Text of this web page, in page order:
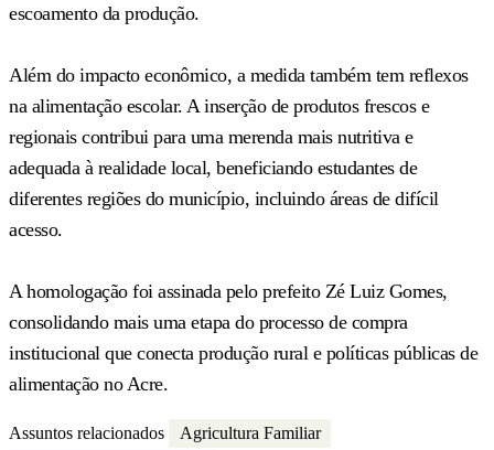
escoamento da produção.
Além do impacto econômico, a medida também tem reflexos
na alimentação escolar. A inserção de produtos frescos e
regionais contribui para uma merenda mais nutritiva e
adequada à realidade local, beneficiando estudantes de
diferentes regiões do município, incluindo áreas de difícil
acesso.
A homologação foi assinada pelo prefeito Zé Luiz Gomes,
consolidando mais uma etapa do processo de compra
institucional que conecta produção rural e políticas públicas de
alimentação no Acre.
Assuntos relacionados
Agricultura Familiar